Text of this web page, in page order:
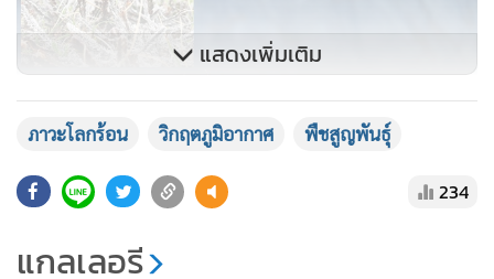
ดึงดูดด้วยสัตว์ที่มองเห็นได้ชัด มีขน หรือบินได้ ทั้งที่พืชคือ
แสดงเพิ่มเติม
ภาวะโลกร้อน วิกฤตภูมิอากาศ พืชสูญพันธุ์
แกลเลอรี